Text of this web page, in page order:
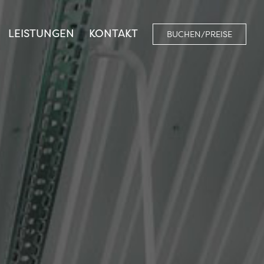
LEISTUNGEN KONTAKT BUCHEN/PREISE